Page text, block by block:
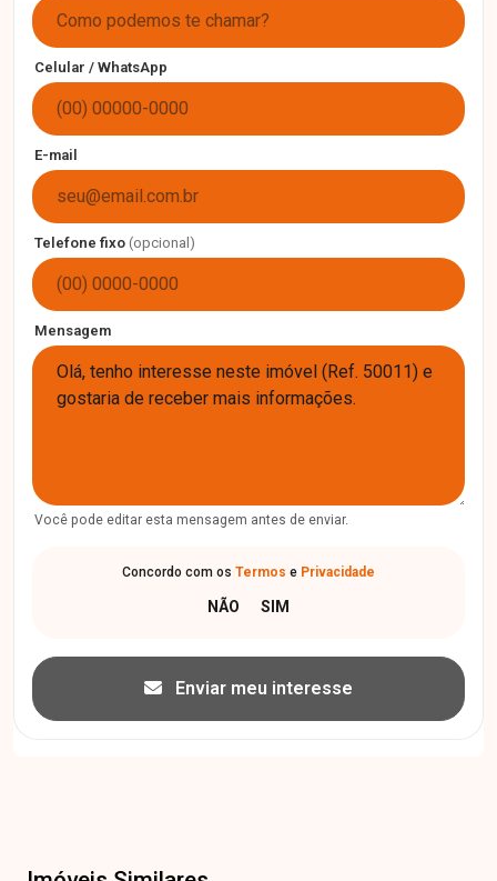
Celular / WhatsApp
E-mail
Telefone fixo (opcional)
Mensagem
Você pode editar esta mensagem antes de enviar.
Concordo com os Termos e Privacidade
Enviar meu interesse